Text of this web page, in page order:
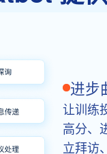
进步
让训练
高分、
立拜访